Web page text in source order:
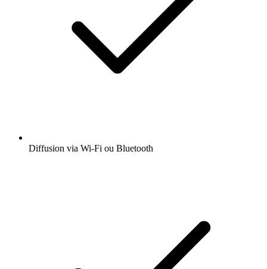
Diffusion via Wi-Fi ou Bluetooth